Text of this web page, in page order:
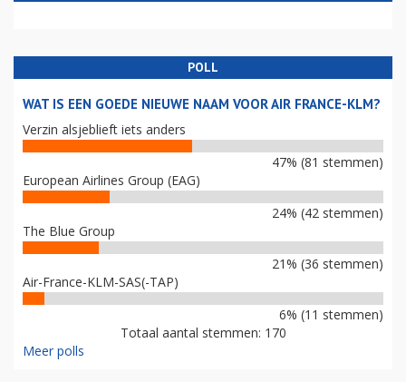
POLL
WAT IS EEN GOEDE NIEUWE NAAM VOOR AIR FRANCE-KLM?
Verzin alsjeblieft iets anders
47% (81 stemmen)
European Airlines Group (EAG)
24% (42 stemmen)
The Blue Group
21% (36 stemmen)
Air-France-KLM-SAS(-TAP)
6% (11 stemmen)
Totaal aantal stemmen: 170
Meer polls